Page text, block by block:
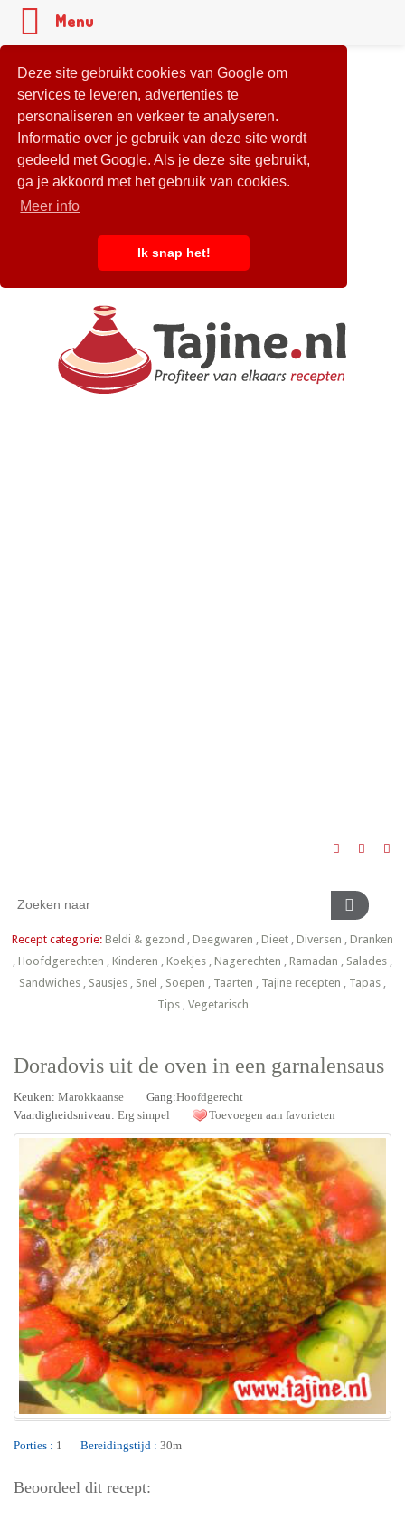
Deze site gebruikt cookies van Google om
services te leveren, advertenties te
personaliseren en verkeer te analyseren.
Informatie over je gebruik van deze site wordt
gedeeld met Google. Als je deze site gebruikt,
ga je akkoord met het gebruik van cookies.
Meer info
Ik snap het!
Recept categorie: Beldi & gezond , Deegwaren , Dieet , Diversen , Dranken
, Hoofdgerechten , Kinderen , Koekjes , Nagerechten , Ramadan , Salades ,
Sandwiches , Sausjes , Snel , Soepen , Taarten , Tajine recepten , Tapas ,
Tips, Vegetarisch
Doradovis uit de oven in een garnalensaus
Keuken:Marokkaanse Gang:Hoofdgerecht
Vaardigheidsniveau:Erg simpel Toevoegen aan favorieten
Porties : 1 Bereidingstijd : 30m
Beoordeel dit recept:
Menu